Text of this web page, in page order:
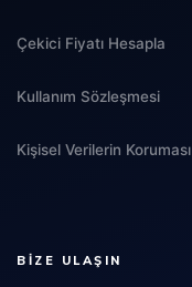
Çekici Fiyatı Hesapla
Kullanım Sözleşmesi
Kişisel Verilerin Koruması
BIZE ULAŞIN